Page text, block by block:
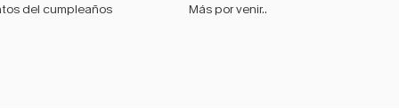
del cumpleaños Más por venir..